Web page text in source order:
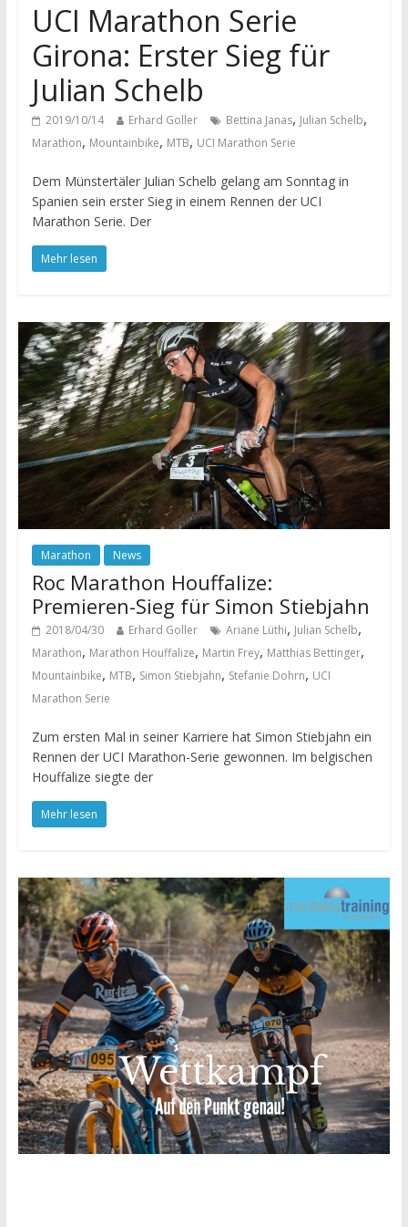
UCI Marathon Serie
Girona: Erster Sieg für
Julian Schelb
2019/10/14 Erhard Goller Bettina Janas, Julian Schelb,
Marathon, Mountainbike, MTB, UCI Marathon Serie
Dem Münstertäler Julian Schelb gelang am Sonntag in
Spanien sein erster Sieg in einem Rennen der UCI
Marathon Serie. Der
Mehr lesen
Marathon News
Roc Marathon Houffalize:
Premieren-Sieg für Simon Stiebjahn
2018/04/30 Erhard Goller Ariane Lüthi, Julian Schelb,
Marathon, Marathon Houffalize, Martin Frey, Matthias Bettinger,
Mountainbike, MTB, Simon Stiebjahn, Stefanie Dohrn, UCI
Marathon Serie
Zum ersten Mal in seiner Karriere hat Simon Stiebjahn ein
Rennen der UCI Marathon-Serie gewonnen. Im belgischen
Houffalize siegte der
Mehr lesen